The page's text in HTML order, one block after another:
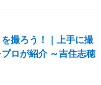
を撮ろう！｜上手に撮
ロが紹介 ～吉住志穂